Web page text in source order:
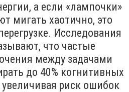
а если «лампочки»
мигать хаотично, это
Исследования
что частые
между задачами
до 40% когнитивных
увеличивая риск ошибок